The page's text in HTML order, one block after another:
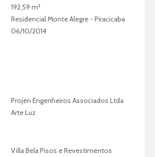
192,59 m²
Residencial Monte Alegre - Piracicaba
06/10/2014
Projen Engenheiros Associados Ltda
Arte Luz
Villa Bela Pisos e Revestimentos